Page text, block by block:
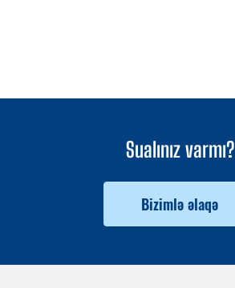
Sualınız varmı?
Bizimlə əlaqə